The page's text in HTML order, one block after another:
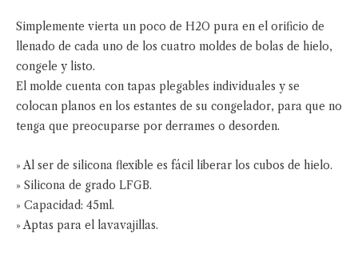
Simplemente vierta un poco de H2O pura en el orificio de
llenado de cada uno de los cuatro moldes de bolas de hielo,
congele y listo.
El molde cuenta con tapas plegables individuales y se
colocan planos en los estantes de su congelador, para que no
tenga que preocuparse por derrames o desorden.
» Al ser de silicona flexible es fácil liberar los cubos de hielo.
» Silicona de grado LFGB.
» Capacidad: 45ml.
» Aptas para el lavavajillas.